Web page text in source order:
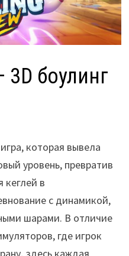
3D боулинг
которая вывела
уровень, превратив
кеглей в
с динамикой,
шарами. В отличие
где игрок